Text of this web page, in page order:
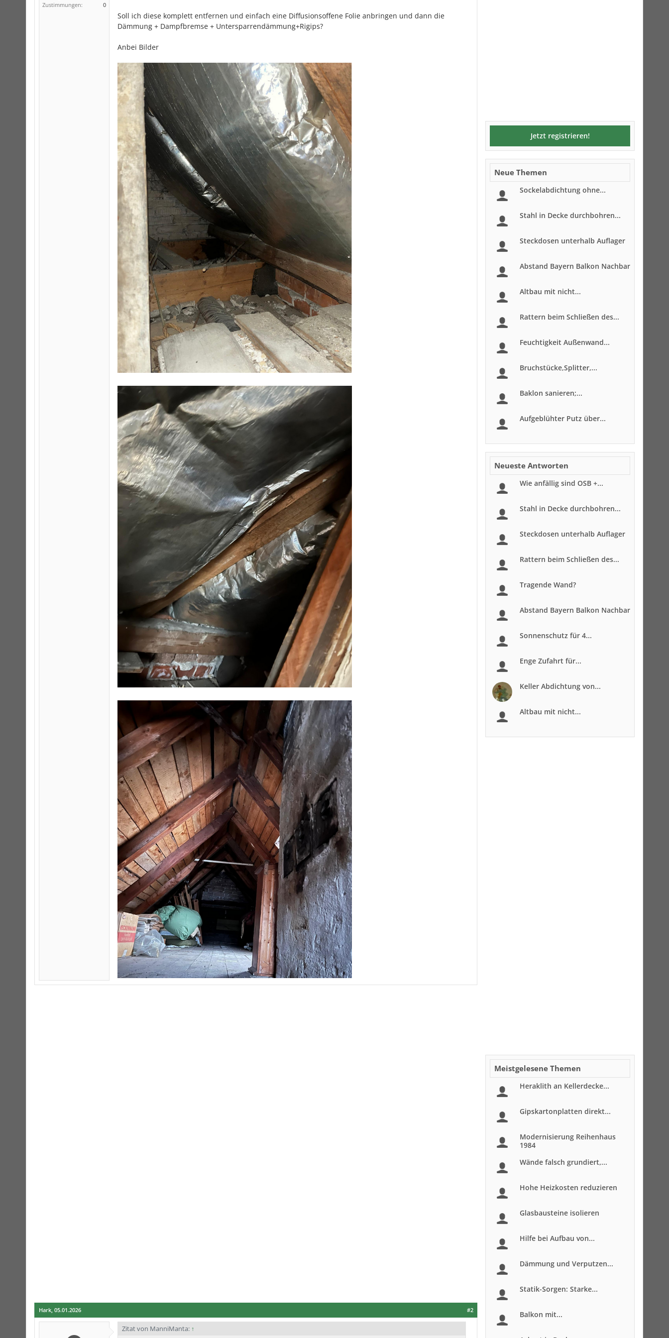
Zustimmungen:
0
Soll ich diese komplett entfernen und einfach eine Diffusionsoffene Folie anbringen und dann die
Dämmung + Dampfbremse + Untersparrendämmung+Rigips?
Anbei Bilder
#2
Hark, 05.01.2026
Zitat von ManniManta: ↑
Jetzt registrieren!
Neue Themen
Sockelabdichtung ohne...
Stahl in Decke durchbohren...
Steckdosen unterhalb Auflager
Abstand Bayern Balkon Nachbar
Altbau mit nicht...
Rattern beim Schließen des...
Feuchtigkeit Außenwand...
Bruchstücke,Splitter,...
Baklon sanieren;...
Aufgeblühter Putz über...
Neueste Antworten
Wie anfällig sind OSB +...
Stahl in Decke durchbohren...
Steckdosen unterhalb Auflager
Rattern beim Schließen des...
Tragende Wand?
Abstand Bayern Balkon Nachbar
Sonnenschutz für 4...
Enge Zufahrt für...
Keller Abdichtung von...
Altbau mit nicht...
Meistgelesene Themen
Heraklith an Kellerdecke...
Gipskartonplatten direkt...
Modernisierung Reihenhaus
1984
Wände falsch grundiert,...
Hohe Heizkosten reduzieren
Glasbausteine isolieren
Hilfe bei Aufbau von...
Dämmung und Verputzen...
Statik-Sorgen: Starke...
Balkon mit...